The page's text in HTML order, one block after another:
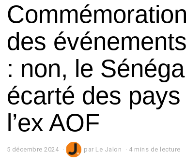
des
: non, le
écarté des
l’ex AOF
5 décembre 2024 par Le Jalon 4 mins de lecture